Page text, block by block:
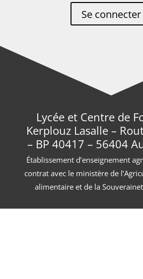
Se connecter
Lycée et Centre de
Kerplouz Lasalle –
– BP 40417 – 56404
Établissement d’enseignement
contrat avec le ministère de
alimentaire et de la